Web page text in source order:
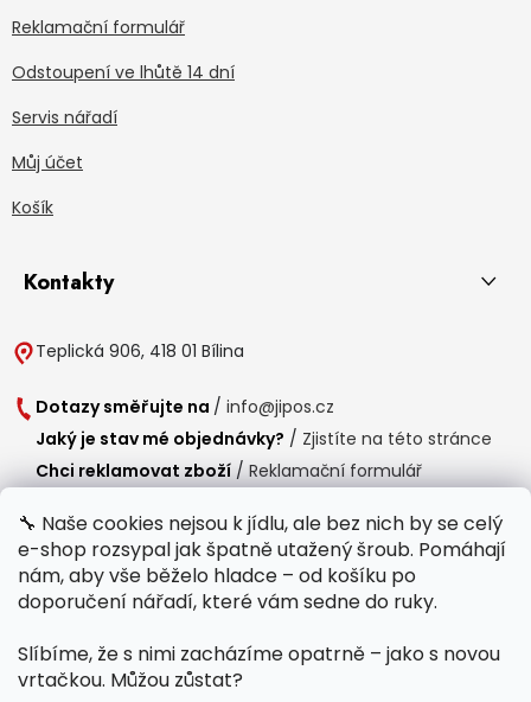
🔧 Naše cookies nejsou k jídlu, ale bez nich by se celý
e-shop rozsypal jak špatně utažený šroub. Pomáhají
nám, aby vše běželo hladce – od košíku po
doporučení nářadí, které vám sedne do ruky.
Slíbíme, že s nimi zacházíme opatrně – jako s novou
vrtačkou. Můžou zůstat?
Reklamační formulář
Odstoupení ve lhůtě 14 dní
Servis nářadí
Můj účet
Košík
Kontakty
Teplická 906, 418 01 Bílina
Dotazy směřujte na / info@jipos.cz
Jaký je stav mé objednávky? / Zjistíte na této stránce
Chci reklamovat zboží / Reklamační formulář
Provozní doba
Po-Čt /
8:00 - 15:00
Polední přestávka /11:00 - 11:30